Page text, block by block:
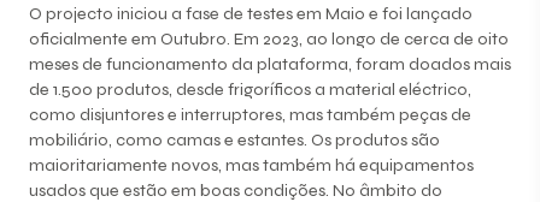
O projecto iniciou a fase de testes em Maio e foi lançado
oficialmente em Outubro. Em 2023, ao longo de cerca de oito
meses de funcionamento da plataforma, foram doados mais
de 1.500 produtos, desde frigoríficos a material eléctrico,
como disjuntores e interruptores, mas também peças de
mobiliário, como camas e estantes. Os produtos são
maioritariamente novos, mas também há equipamentos
usados que estão em boas condições. No âmbito do